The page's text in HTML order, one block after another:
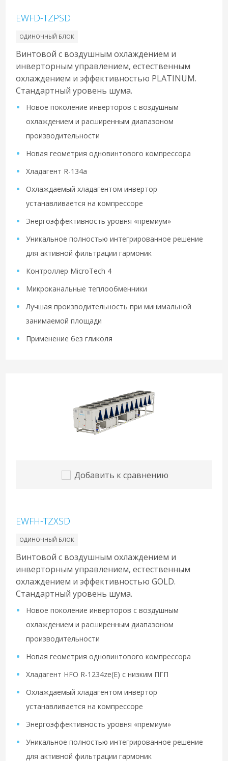
EWFD-TZPSD
ОДИНОЧНЫЙ БЛОК
Винтовой с воздушным охлаждением и
инверторным управлением, естественным
охлаждением и эффективностью PLATINUM.
Стандартный уровень шума.
Новое поколение инверторов с воздушным
охлаждением и расширенным диапазоном
производительности
Новая геометрия одновинтового компрессора
Хладагент R-134a
Охлаждаемый хладагентом инвертор
устанавливается на компрессоре
Энергоэффективность уровня «премиум»
Уникальное полностью интегрированное решение
для активной фильтрации гармоник
Контроллер MicroTech 4
Микроканальные теплообменники
Лучшая производительность при минимальной
занимаемой площади
Применение без гликоля
Добавить к сравнению
EWFH-TZXSD
ОДИНОЧНЫЙ БЛОК
Винтовой с воздушным охлаждением и
инверторным управлением, естественным
охлаждением и эффективностью GOLD.
Стандартный уровень шума.
Новое поколение инверторов с воздушным
охлаждением и расширенным диапазоном
производительности
Новая геометрия одновинтового компрессора
Хладагент HFO R-1234ze(E) с низким ПГП
Охлаждаемый хладагентом инвертор
устанавливается на компрессоре
Энергоэффективность уровня «премиум»
Уникальное полностью интегрированное решение
для активной фильтрации гармоник